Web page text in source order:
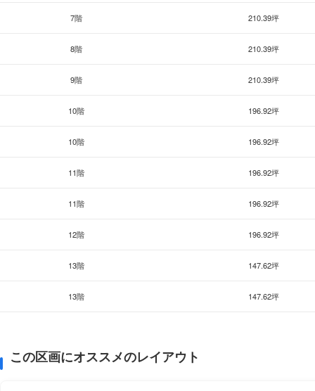
7階 210.39坪
8階 210.39坪
9階 210.39坪
10階 196.92坪
10階 196.92坪
11階 196.92坪
11階 196.92坪
12階 196.92坪
13階 147.62坪
13階 147.62坪
この区画にオススメのレイアウト